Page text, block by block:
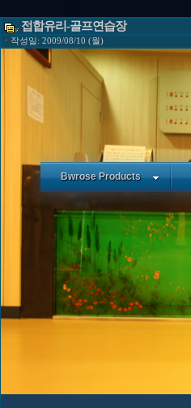
Bwrose Products
접합유리-골프연습장
ㆍ작성일: 2009/08/10 (월)